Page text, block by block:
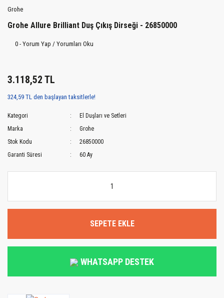
Grohe
Grohe Allure Brilliant Duş Çıkış Dirseği - 26850000
0 - Yorum Yap / Yorumları Oku
3.118,52 TL
324,59 TL den başlayan taksitlerle!
Kategori
El Duşları ve Setleri
Marka
Grohe
Stok Kodu
26850000
Garanti Süresi
60 Ay
SEPETE EKLE
WHATSAPP DESTEK